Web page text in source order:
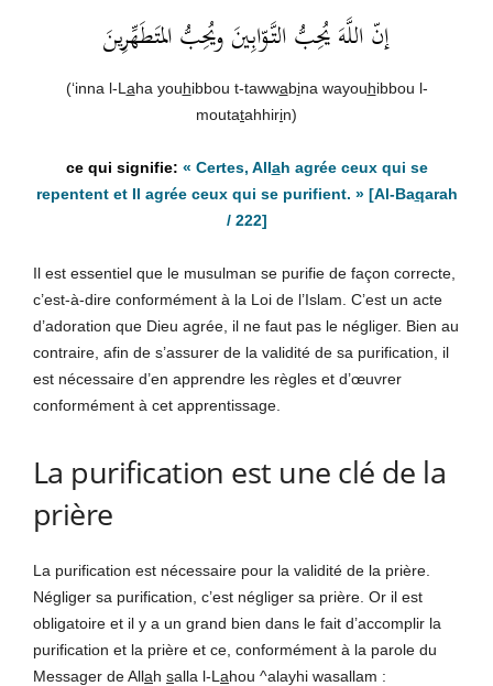
إنّ اللَّهَ يُحِبُّ التَّوّابِينَ ويُحِبُّ المتَطَهِّرِينَ
(‘inna l-L aha youhibbou t-tawwabina wayouhibbou l-
moutatahhirin)
« Certes, Allah agrée ceux qui se
repentent et Il agrée ceux qui se purifient. »[Al-Baqarah
/ 222]
Il est essentiel que le musulman se purifie de façon correcte,
c’est-à-dire conformément à la Loi de l’Islam. C’est un acte
d’adoration que Dieu agrée, il ne faut pas le négliger. Bien au
contraire, afin de s’assurer de la validité de sa purification, il
est nécessaire d’en apprendre les règles et d’œuvrer
conformément à cet apprentissage.
La purification est une clé de la
prière
La purification est nécessaire pour la validité de la prière.
Négliger sa purification, c’est négliger sa prière. Or il est
obligatoire et il y a un grand bien dans le fait d’accomplir la
purification et la prière et ce, conformément à la parole du
Messager de Allah salla l-L ahou ^alayhi wasallam :